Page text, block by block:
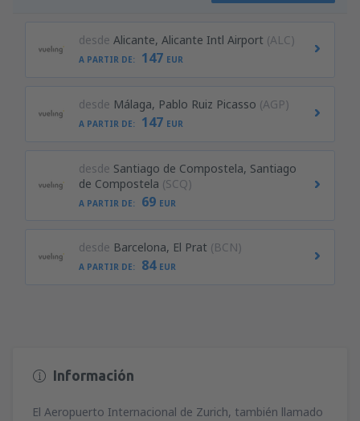
desde Alicante, Alicante Intl Airport (ALC)
A PARTIR DE: 147 EUR
desde Málaga, Pablo Ruiz Picasso (AGP)
A PARTIR DE: 147 EUR
desde Santiago de Compostela, Santiago
de Compostela (SCQ)
A PARTIR DE: 69 EUR
desde Barcelona, El Prat (BCN)
A PARTIR DE: 84 EUR
Información
El Aeropuerto Internacional de Zurich, también llamado